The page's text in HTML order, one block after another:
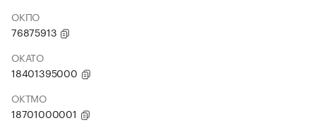
ОКПО
76875913
ОКАТО
18401395000
ОКТМО
18701000001